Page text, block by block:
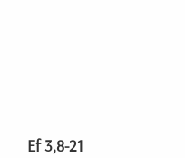
Ef 3,8-21